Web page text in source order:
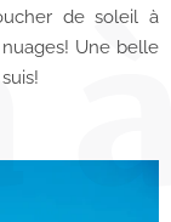
de soleil à
Une belle